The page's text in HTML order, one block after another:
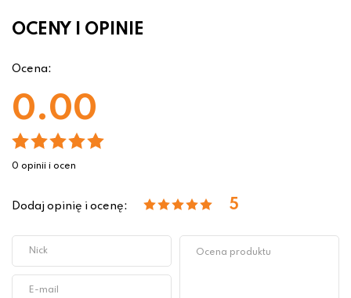
OCENY I OPINIE
Ocena:
0.00
0 opinii i ocen
Dodaj opinię i ocenę: 5